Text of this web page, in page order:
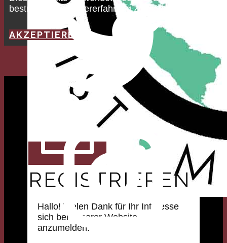
bestmögliche Nutzererfahrung zu bieten.
AKZEPTIEREN
REGISTRIEREN
Hallo! Vielen Dank für Ihr Interesse
sich bei unserer Website
anzumelden.